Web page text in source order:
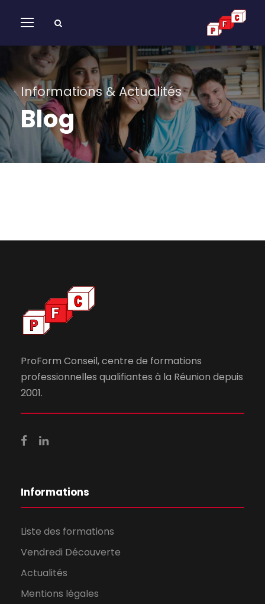
Informations & Actualités
Blog
ProForm Conseil, centre de formations
professionnelles qualifiantes à la Réunion depuis
2001.
Informations
Liste des formations
Vendredi Découverte
Actualités
Mentions légales